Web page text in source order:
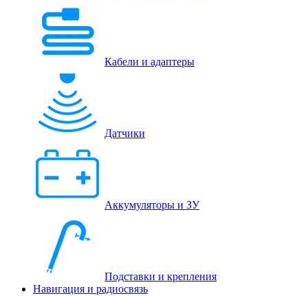
Кабели и адаптеры
Датчики
Аккумуляторы и ЗУ
Подставки и крепления
Навигация и радиосвязь